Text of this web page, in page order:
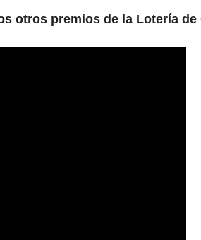
otros premios de la Lotería